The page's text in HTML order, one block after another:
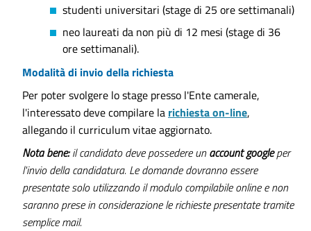
studenti universitari (stage di 25 ore settimanali)
neo laureati da non più di 12 mesi (stage di 36
ore settimanali).
Modalità di invio della richiesta
Per poter svolgere lo stage presso l'Ente camerale,
l'interessato deve compilare la richiesta on-line,
allegando il curriculum vitae aggiornato.
Nota bene:il candidato deve possedere unaccount googleper
l'invio della candidatura. Le domande dovranno essere
presentate solo utilizzando il modulo compilabile online e non
saranno prese in considerazione le richieste presentate tramite
semplice mail.